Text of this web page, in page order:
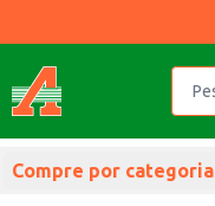
Compre por categoria